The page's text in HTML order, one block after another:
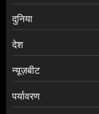
दुनिया
देश
न्यूज़बीट
पर्यावरण